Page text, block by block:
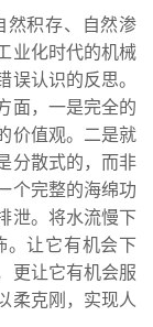
积存、自然渗
业化时代的机械
误认识的反思。
面，一是完全的
价值观。二是就
分散式的，而非
个完整的海绵功
泄。将水流慢下
。让它有机会下
更让它有机会服
柔克刚，实现人